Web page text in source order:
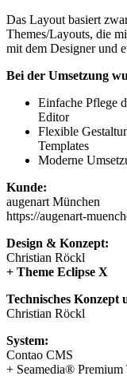
Das Layout basiert
Themes/Layouts, die
mit dem Designer und
Bei der Umsetzung
Einfache Pflege
Editor
Flexible
Templates
Moderne
Kunde:
augenart München
https://augenart-
Design & Konzept:
Christian Röckl
+ Theme Eclipse X
Technisches Konzept
Christian Röckl
System:
Contao CMS
+ Seamedia® Premium